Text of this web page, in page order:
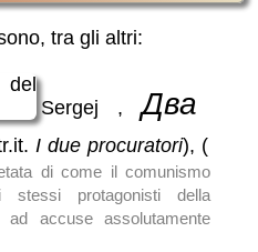
rompighiaccio per
,
L'Arcipelago Gulag
sulla spietata
stalinano
, applaudire
Unione sovietica
di non manifestarsi
tra gli altri:
Sergej ,Два
I due procuratori), (
di come il comunismo
stessi protagonisti della
accuse assolutamente